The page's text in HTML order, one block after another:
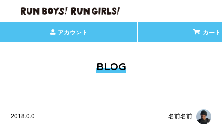
アカウント カート
BLOG
2018.0.0 名前名前